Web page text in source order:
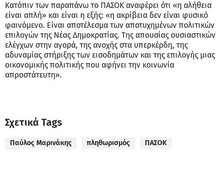
Κατόπιν των παραπάνω το ΠΑΣΟΚ αναφέρει ότι «η αλήθεια
είναι απλή» και είναι η εξής: «η ακρίβεια δεν είναι φυσικό
φαινόμενο. Είναι αποτέλεσμα των αποτυχημένων πολιτικών
επιλογών της Νέας Δημοκρατίας. Της απουσίας ουσιαστικών
ελέγχων στην αγορά, της ανοχής στα υπερκέρδη, της
αδυναμίας στήριξης των εισοδημάτων και της επιλογής μιας
οικονομικής πολιτικής που αφήνει την κοινωνία
απροστάτευτη».
Σχετικά Tags
Παύλος Μαρινάκης πληθωρισμός ΠΑΣΟΚ